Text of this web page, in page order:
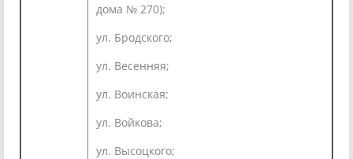
дома № 270);
ул. Бродского;
ул. Весенняя;
ул. Воинская;
ул. Войкова;
ул. Высоцкого;